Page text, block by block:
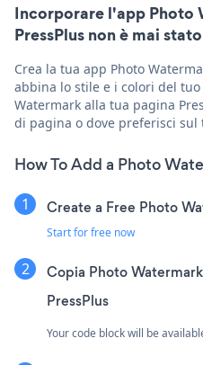
Incorporare l'app Photo
PressPlus non è mai
Crea la tua app Photo
abbina lo stile e i colori del
Watermark alla tua pagina
di pagina o dove preferisci sul
How To Add a Photo
Create a Free Photo
Start for free now
Copia Photo
PressPlus
Your code block will be